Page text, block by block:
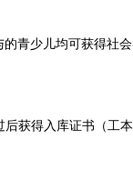
的青少儿均可获得社
获得入库证书（工本